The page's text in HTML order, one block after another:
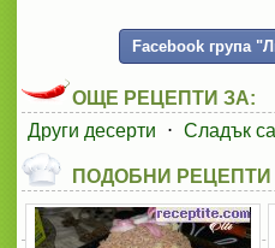
Facebook група
ОЩЕ РЕЦЕПТИ ЗА:
Други десерти
⋅ Сладък
ПОДОБНИ РЕЦЕПТИ